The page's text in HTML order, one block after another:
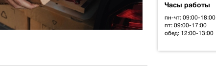
Часы работы
пн-чт: 09:00-18:00
пт: 09:00-17:00
обед: 12:00-13:00